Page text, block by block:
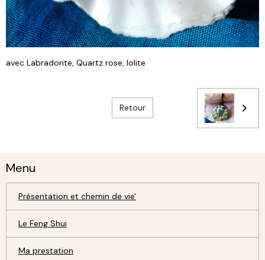
avec Labradorite, Quartz rose, Iolite
Retour
Menu
Présentation et chemin de vie'
Le Feng Shui
Ma prestation